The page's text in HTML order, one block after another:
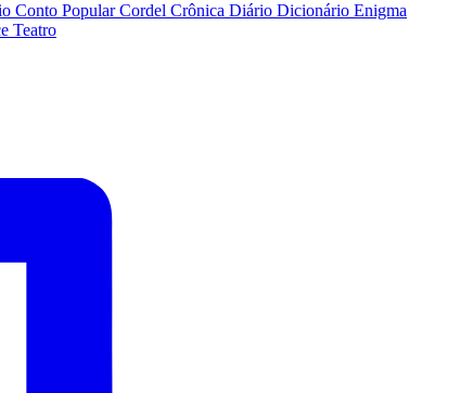
Conto PopularCordel Crônica Diário Dicionário Enigma
Teatro